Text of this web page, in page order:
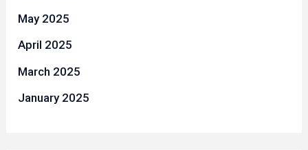
May 2025
April 2025
March 2025
January 2025